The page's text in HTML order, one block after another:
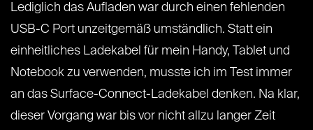
Lediglich das Aufladen war durch einen fehlenden
USB-C Port unzeitgemäß umständlich. Statt ein
einheitliches Ladekabel für mein Handy, Tablet und
Notebook zu verwenden, musste ich im Test immer
an das Surface-Connect-Ladekabel denken. Na klar,
dieser Vorgang war bis vor nicht allzu langer Zeit